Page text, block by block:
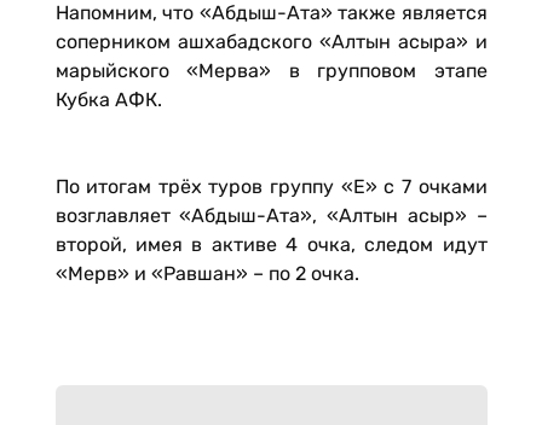
Напомним, что «Абдыш-Ата» также является
соперником ашхабадского «Алтын асыра» и
марыйского «Мерва» в групповом этапе
Кубка АФК.
По итогам трёх туров группу «Е» с 7 очками
возглавляет «Абдыш-Ата», «Алтын асыр» –
второй, имея в активе 4 очка, следом идут
«Мерв» и «Равшан» – по 2 очка.